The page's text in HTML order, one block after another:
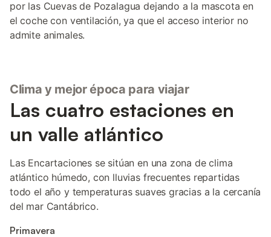
por las Cuevas de Pozalagua dejando a la mascota en
el coche con ventilación, ya que el acceso interior no
admite animales.
Clima y mejor época para viajar
Las cuatro estaciones en
un valle atlántico
Las Encartaciones se sitúan en una zona de clima
atlántico húmedo, con lluvias frecuentes repartidas
todo el año y temperaturas suaves gracias a la cercanía
del mar Cantábrico.
Primavera